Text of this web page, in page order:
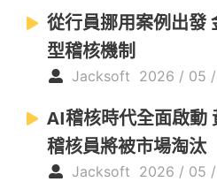
從行員挪用案例出發
型稽核機制
Jacksoft 2026 / 05 /
AI稽核時代全面啟動
稽核員將被市場淘汰
Jacksoft 2026 / 05 /